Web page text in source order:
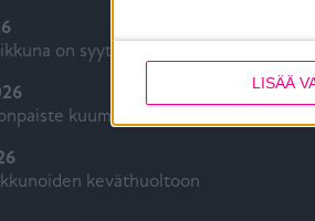
LISÄÄ
on syytä valita ajatuksella
kuumentaa kodin, mikä avuksi?
keväthuoltoon